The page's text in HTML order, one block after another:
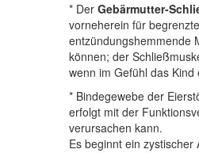
* Der Gebärmutter-
vorneherein für
entzündungshemmende
können; der
wenn im Gefühl das
* Bindegewebe der
erfolgt mit der
verursachen kann.
Es beginnt ein